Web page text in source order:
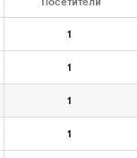
1
1
1
1